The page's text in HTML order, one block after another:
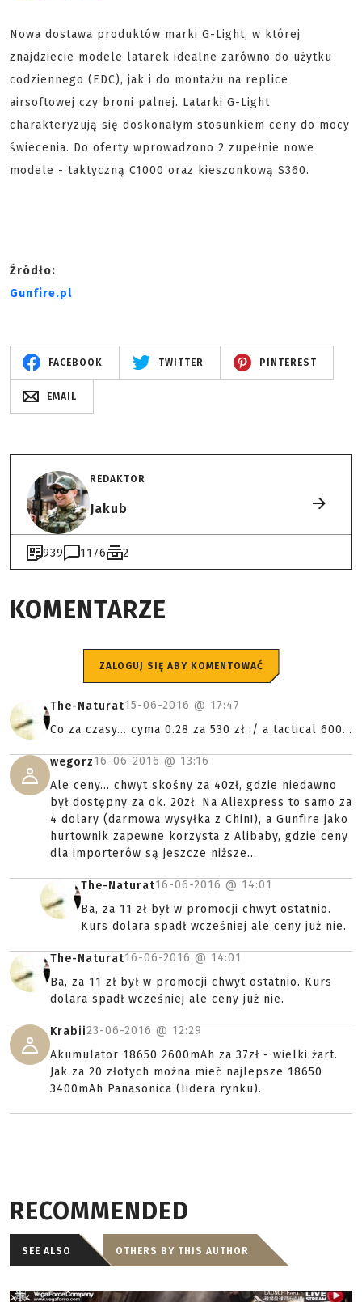
Nowa dostawa produktów marki G-Light, w której
znajdziecie modele latarek idealne zarówno do użytku
codziennego (EDC), jak i do montażu na replice
airsoftowej czy broni palnej. Latarki G-Light
charakteryzują się doskonałym stosunkiem ceny do mocy
świecenia. Do oferty wprowadzono 2 zupełnie nowe
modele - taktyczną C1000 oraz kieszonkową S360.
Źródło:
Gunfire.pl
FACEBOOK TWITTER PINTEREST
EMAIL
REDAKTOR
Jakub
939 1176 2
KOMENTARZE
ZALOGUJ SIĘ ABY KOMENTOWAĆ
The-Naturat15-06-2016 @ 17:47
Co za czasy... cyma 0.28 za 530 zł :/ a tactical 600...
wegorz16-06-2016 @ 13:16
Ale ceny... chwyt skośny za 40zł, gdzie niedawno
był dostępny za ok. 20zł. Na Aliexpress to samo za
4 dolary (darmowa wysyłka z Chin!), a Gunfire jako
hurtownik zapewne korzysta z Alibaby, gdzie ceny
dla importerów są jeszcze niższe...
The-Naturat16-06-2016 @ 14:01
Ba, za 11 zł był w promocji chwyt ostatnio.
Kurs dolara spadł wcześniej ale ceny już nie.
The-Naturat16-06-2016 @ 14:01
Ba, za 11 zł był w promocji chwyt ostatnio. Kurs
dolara spadł wcześniej ale ceny już nie.
Krabii23-06-2016 @ 12:29
Akumulator 18650 2600mAh za 37zł - wielki żart.
Jak za 20 złotych można mieć najlepsze 18650
3400mAh Panasonica (lidera rynku).
RECOMMENDED
SEE ALSO OTHERS BY THIS AUTHOR